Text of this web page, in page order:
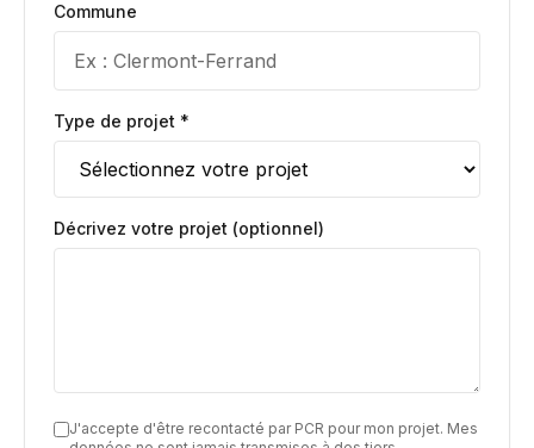
Commune
Type de projet *
Décrivez votre projet (optionnel)
J'accepte d'être recontacté par PCR pour mon projet. Mes